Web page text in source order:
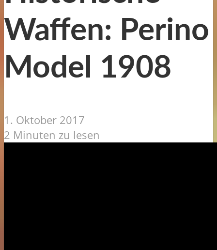
Waffen: Perino
Model 1908
1. Oktober 2017
2 Minuten zu lesen